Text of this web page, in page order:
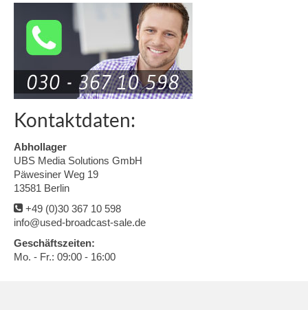
Broadcast-Technik Verleih
Kontakt
Kontaktdaten:
Abhollager
UBS Media Solutions GmbH
Päwesiner Weg 19
13581 Berlin
+49 (0)30 367 10 598
info@used-broadcast-sale.de
Geschäftszeiten:
Mo. - Fr.: 09:00 - 16:00